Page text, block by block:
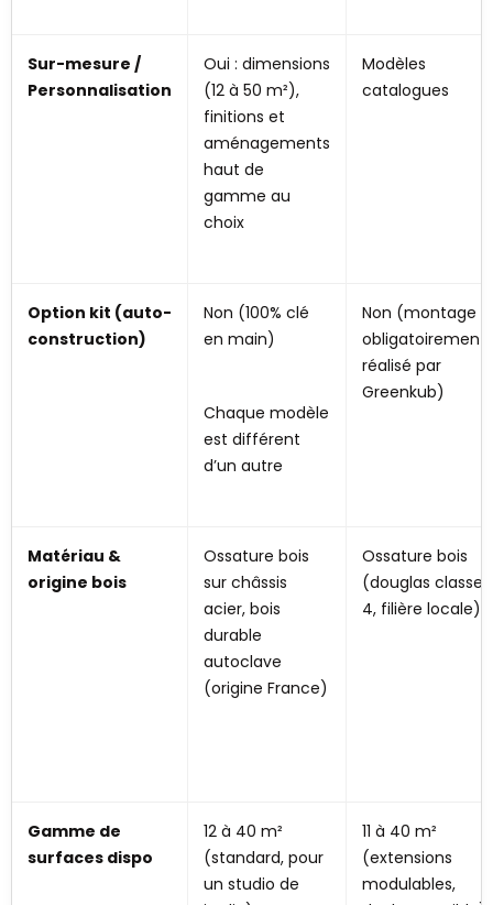
Sur-mesure /
Personnalisation
Oui : dimensions
(12 à 50 m²),
finitions et
aménagements
haut de
gamme au
choix
Modèles
catalogues
Option kit (auto-
construction)
Non (100% clé
en main)
Chaque modèle
est différent
d’un autre
Non (montage
obligatoirement
réalisé par
Greenkub)
Matériau &
origine bois
Ossature bois
sur châssis
acier, bois
durable
autoclave
(origine France)
Ossature bois
(douglas classe
4, filière locale)
Gamme de
surfaces dispo
12 à 40 m²
(standard, pour
un studio de
11 à 40 m²
(extensions
modulables,